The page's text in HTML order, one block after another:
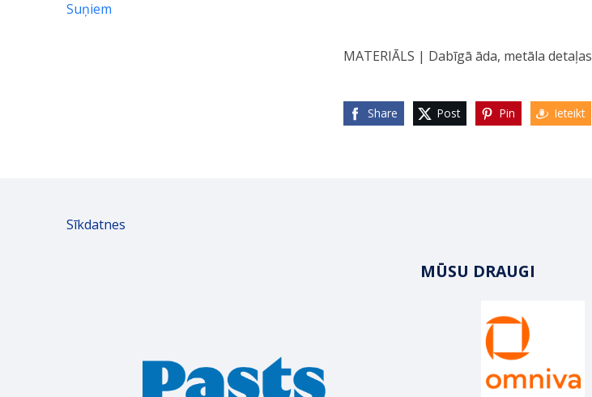
Suņiem
MATERIĀLS | Dabīgā āda, metāla detaļas
Share Post Pin Ieteikt
Sīkdatnes
MŪSU DRAUGI